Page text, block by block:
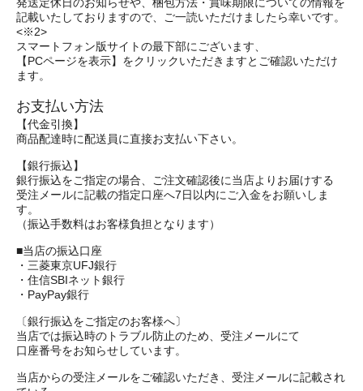
発送定休日のお知らせや、梱包方法・賞味期限についての情報を
記載いたしておりますので、ご一読いただけましたら幸いです。
<※2>
スマートフォン版サイトの最下部にございます、
【PCページを表示】をクリックいただきますとご確認いただけ
ます。
お支払い方法
【代金引換】
商品配達時に配送員に直接お支払い下さい。
【銀行振込】
銀行振込をご指定の場合、ご注文確認後に当店よりお届けする
受注メールに記載の指定口座へ7日以内にご入金をお願いしま
す。
（振込手数料はお客様負担となります）
■当店の振込口座
・三菱東京UFJ銀行
・住信SBIネット銀行
・PayPay銀行
〔銀行振込をご指定のお客様へ〕
当店では振込時のトラブル防止のため、受注メールにて
口座番号をお知らせしています。
当店からの受注メールをご確認いただき、受注メールに記載され